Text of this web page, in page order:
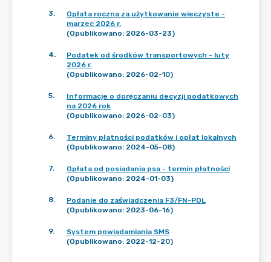
3.
Opłata roczna za użytkowanie wieczyste -
marzec 2026 r.
(Opublikowano: 2026-03-23)
4.
Podatek od środków transportowych - luty
2026 r.
(Opublikowano: 2026-02-10)
5.
Informacje o doręczaniu decyzji podatkowych
na 2026 rok
(Opublikowano: 2026-02-03)
6.
Terminy płatności podatków i opłat lokalnych
(Opublikowano: 2024-05-08)
7.
Opłata od posiadania psa - termin płatności
(Opublikowano: 2024-01-03)
8.
Podanie do zaświadczenia F3/FN-POL
(Opublikowano: 2023-06-16)
9.
System powiadamiania SMS
(Opublikowano: 2022-12-20)